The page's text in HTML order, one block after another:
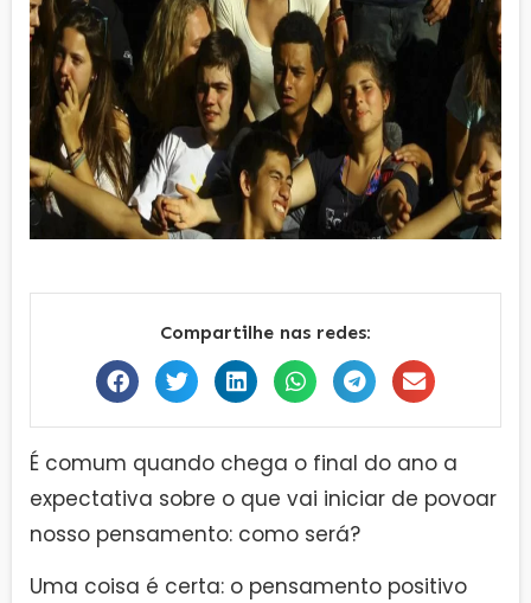
Compartilhe nas redes:
É comum quando chega o final do ano a
expectativa sobre o que vai iniciar de povoar
nosso pensamento: como será?
Uma coisa é certa: o pensamento positivo